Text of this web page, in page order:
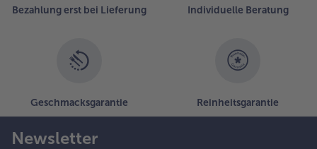
Bezahlung erst bei Lieferung Individuelle Beratung
Geschmacksgarantie Reinheitsgarantie
Newsletter